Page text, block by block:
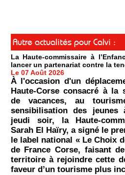
Autre actualités pour Calvi :
La Haute-commissaire à
lancer un partenariat contre la
Le 07 Août 2026
À l'occasion d'un
Haute-Corse consacré à la
de vacances, au
sensibilisation des
jeudi soir, la Haute-
Sarah El Haïry, a signé le
le label national « Le Choix
de France Corse, faisant
territoire à rejoindre cette
faveur d’un tourisme plus